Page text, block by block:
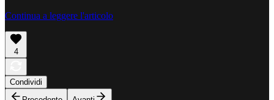
Continua a leggere l'articolo
4
Condividi